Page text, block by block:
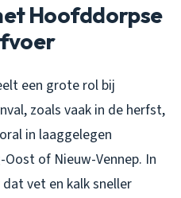
Hoofddorpse
een grote rol bij
zoals vaak in de herfst,
in laaggelegen
of Nieuw-Vennep. In
vet en kalk sneller